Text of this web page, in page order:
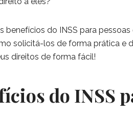
benefícios do INSS para
solicitá-los de forma prática e
direitos de forma fácil!
do INSS